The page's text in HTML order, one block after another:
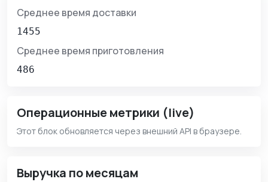
Среднее время доставки
1455
Среднее время приготовления
486
Операционные метрики (live)
Этот блок обновляется через внешний API в браузере.
Выручка по месяцам